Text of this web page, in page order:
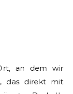
an dem wir
das direkt mit